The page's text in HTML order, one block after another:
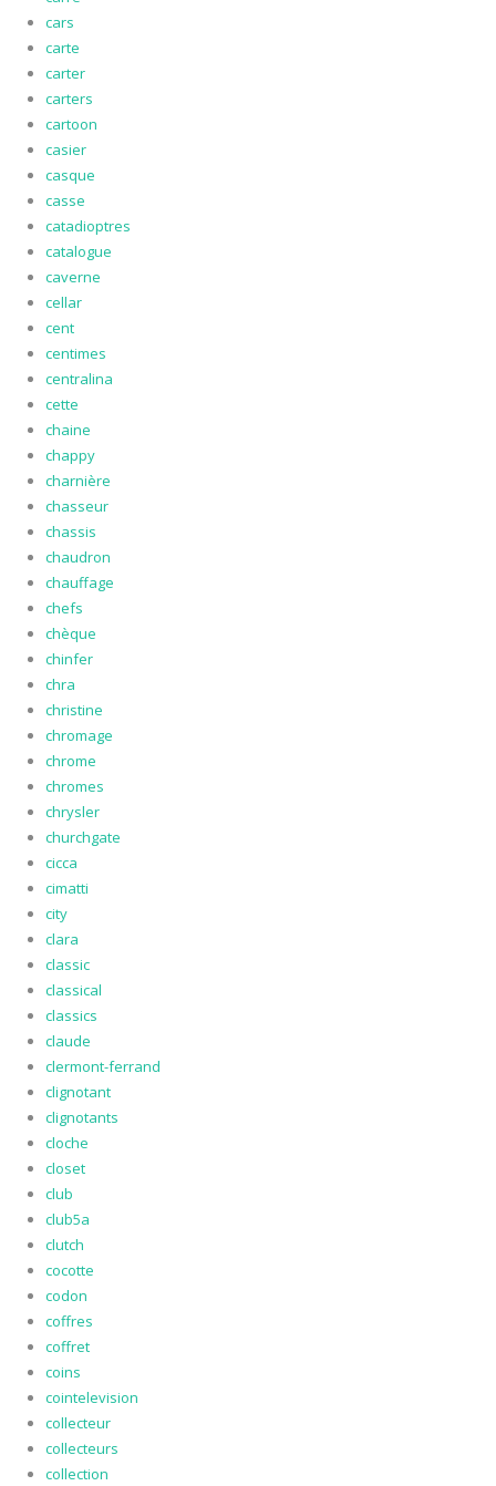
cars
carte
carter
carters
cartoon
casier
casque
casse
catadioptres
catalogue
caverne
cellar
cent
centimes
centralina
cette
chaine
chappy
charnière
chasseur
chassis
chaudron
chauffage
chefs
chèque
chinfer
chra
christine
chromage
chrome
chromes
chrysler
churchgate
cicca
cimatti
city
clara
classic
classical
classics
claude
clermont-ferrand
clignotant
clignotants
cloche
closet
club
club5a
clutch
cocotte
codon
coffres
coffret
coins
cointelevision
collecteur
collecteurs
collection